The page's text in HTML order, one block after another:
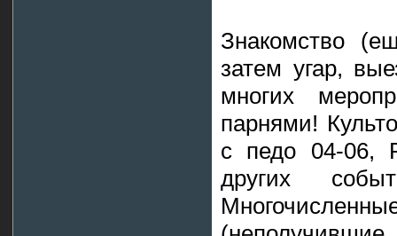
Знакомство
затем угар,
многих
парнями!
с педо 04-06,
других